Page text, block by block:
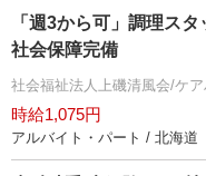
「週3から可」調理ス
社会保障完備
社会福祉法人上磯清風会/ケ
時給1,075円
アルバイト・パート / 北海道